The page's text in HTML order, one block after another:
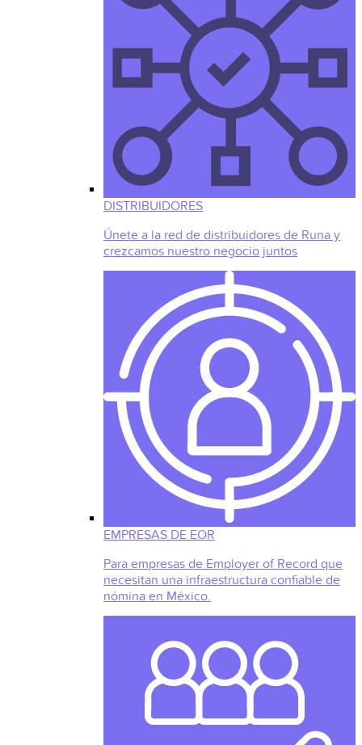
DISTRIBUIDORES
Únete a la red de distribuidores de Runa y
crezcamos nuestro negocio juntos
EMPRESAS DE EOR
Para empresas de Employer of Record que
necesitan una infraestructura confiable de
nómina en México.